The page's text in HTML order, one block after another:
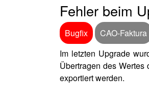
Fehler beim
Bugfix
CAO-Faktura
Im letzten Upgrade
Übertragen des
exportiert werden.